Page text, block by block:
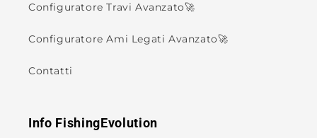
Configuratore Travi Avanzato🚀
Configuratore Ami Legati Avanzato🚀
Contatti
Info FishingEvolution